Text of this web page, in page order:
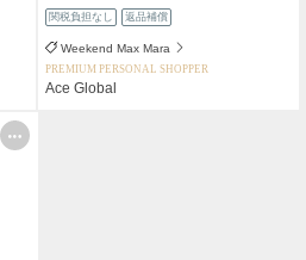
関税負担なし 返品補償
Weekend Max Mara
PREMIUM PERSONAL SHOPPER
Ace Global